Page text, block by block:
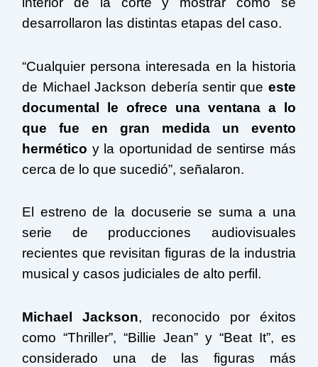
desarrollaron las distintas etapas del caso.
“Cualquier persona interesada en la historia
de Michael Jackson debería sentir que este
documental le ofrece una ventana a lo
que fue en gran medida un evento
hermético y la oportunidad de sentirse más
cerca de lo que sucedió”, señalaron.
El estreno de la docuserie se suma a una
serie de producciones audiovisuales
recientes que revisitan figuras de la industria
musical y casos judiciales de alto perfil.
Michael Jackson, reconocido por éxitos
como “Thriller”, “Billie Jean” y “Beat It”, es
considerado una de las figuras más